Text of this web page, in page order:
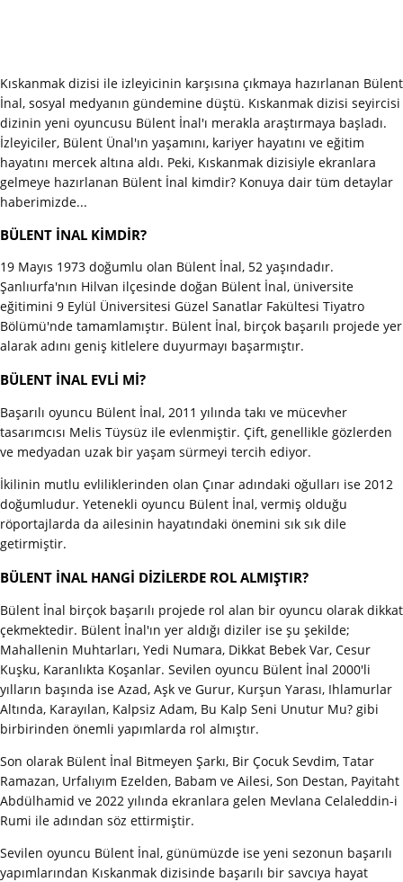
Kıskanmak dizisi ile izleyicinin karşısına çıkmaya hazırlanan Bülent
İnal, sosyal medyanın gündemine düştü. Kıskanmak dizisi seyircisi
dizinin yeni oyuncusu Bülent İnal'ı merakla araştırmaya başladı.
İzleyiciler, Bülent Ünal'ın yaşamını, kariyer hayatını ve eğitim
hayatını mercek altına aldı. Peki, Kıskanmak dizisiyle ekranlara
gelmeye hazırlanan Bülent İnal kimdir? Konuya dair tüm detaylar
haberimizde...
BÜLENT İNAL KİMDİR?
19 Mayıs 1973 doğumlu olan Bülent İnal, 52 yaşındadır.
Şanlıurfa'nın Hilvan ilçesinde doğan Bülent İnal, üniversite
eğitimini 9 Eylül Üniversitesi Güzel Sanatlar Fakültesi Tiyatro
Bölümü'nde tamamlamıştır. Bülent İnal, birçok başarılı projede yer
alarak adını geniş kitlelere duyurmayı başarmıştır.
BÜLENT İNAL EVLİ Mİ?
Başarılı oyuncu Bülent İnal, 2011 yılında takı ve mücevher
tasarımcısı Melis Tüysüz ile evlenmiştir. Çift, genellikle gözlerden
ve medyadan uzak bir yaşam sürmeyi tercih ediyor.
İkilinin mutlu evliliklerinden olan Çınar adındaki oğulları ise 2012
doğumludur. Yetenekli oyuncu Bülent İnal, vermiş olduğu
röportajlarda da ailesinin hayatındaki önemini sık sık dile
getirmiştir.
BÜLENT İNAL HANGİ DİZİLERDE ROL ALMIŞTIR?
Bülent İnal birçok başarılı projede rol alan bir oyuncu olarak dikkat
çekmektedir. Bülent İnal'ın yer aldığı diziler ise şu şekilde;
Mahallenin Muhtarları, Yedi Numara, Dikkat Bebek Var, Cesur
Kuşku, Karanlıkta Koşanlar. Sevilen oyuncu Bülent İnal 2000'li
yılların başında ise Azad, Aşk ve Gurur, Kurşun Yarası, Ihlamurlar
Altında, Karayılan, Kalpsiz Adam, Bu Kalp Seni Unutur Mu? gibi
birbirinden önemli yapımlarda rol almıştır.
Son olarak Bülent İnal Bitmeyen Şarkı, Bir Çocuk Sevdim, Tatar
Ramazan, Urfalıyım Ezelden, Babam ve Ailesi, Son Destan, Payitaht
Abdülhamid ve 2022 yılında ekranlara gelen Mevlana Celaleddin-i
Rumi ile adından söz ettirmiştir.
Sevilen oyuncu Bülent İnal, günümüzde ise yeni sezonun başarılı
yapımlarından Kıskanmak dizisinde başarılı bir savcıya hayat